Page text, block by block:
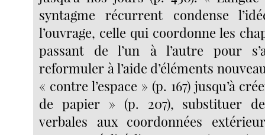
syntagme récurrent condense
l’ouvrage, celle qui coordonne les
passant de l’un à l’autre pour
reformuler à l’aide d’éléments
« contre l’espace » (p. 167) jusqu’à
de papier » (p. 207), substituer
verbales aux coordonnées